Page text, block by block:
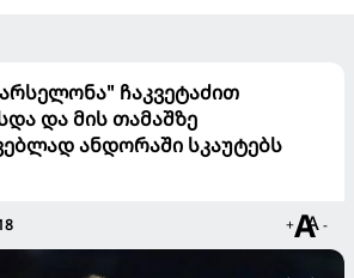
ჩაკვეტაძით
და მის თამაშზე
ანდორაში სკაუტებს
+ -